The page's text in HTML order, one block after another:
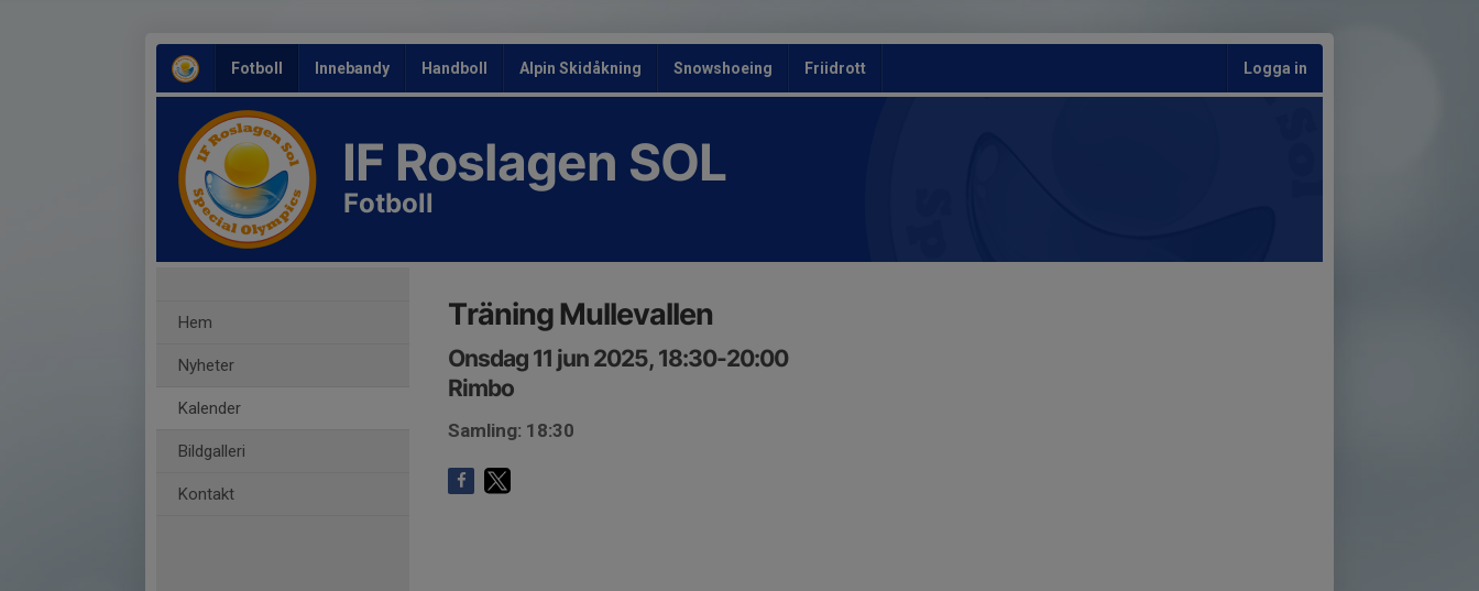
Fotboll Innebandy Handboll Alpin Skidåkning Snowshoeing Friidrott Logga in
IF Roslagen SOL
Fotboll
Hem
Nyheter
Kalender
Bildgalleri
Kontakt
Träning Mullevallen
Onsdag 11 jun 2025, 18:30-20:00
Rimbo
Samling: 18:30